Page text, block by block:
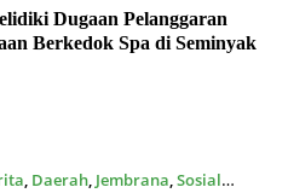
Dugaan Pelanggaran
Berkedok Spa di Seminyak
, Daerah, Jembrana,Sosial